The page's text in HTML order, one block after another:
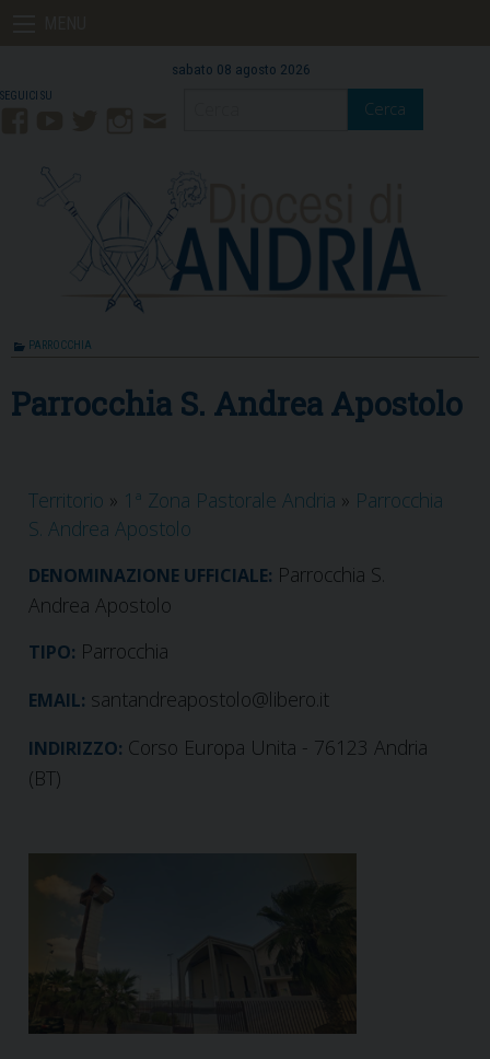
sabato 08 agosto 2026
Mail
Cerca
PARROCCHIA
Parrocchia S. Andrea Apostolo
Territorio » 1ª Zona Pastorale Andria » Parrocchia
S. Andrea Apostolo
DENOMINAZIONE UFFICIALE: Parrocchia S.
Andrea Apostolo
TIPO: Parrocchia
EMAIL: santandreapostolo@libero.it
INDIRIZZO: Corso Europa Unita - 76123 Andria
(BT)